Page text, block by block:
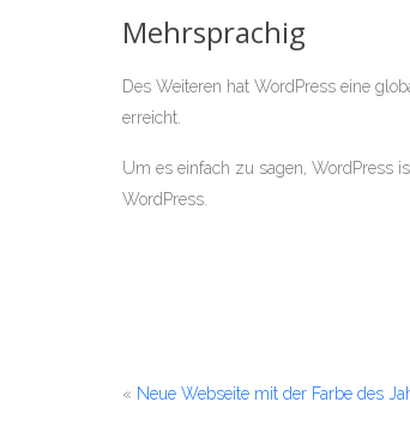
Mehrsprachig
Des Weiteren hat WordPress eine
erreicht.
Um es einfach zu sagen, WordPress
WordPress.
« Neue Webseite mit der Farbe des